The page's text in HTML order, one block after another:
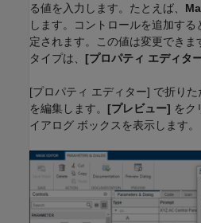
る値を入力します。たとえば、
します。コントロールを追加する
定されます。この値は変更できま
タイプは、 [プロパティ エディタ
[プロパティ エディター] で折り
を編集します。 [プレビュー] をク
イアログ ボックスを表示します。